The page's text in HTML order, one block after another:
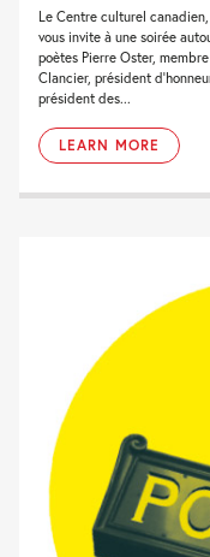
Le Centre culturel
vous invite à une soirée
poètes Pierre Oster,
Clancier, président
président des...
LEARN MORE